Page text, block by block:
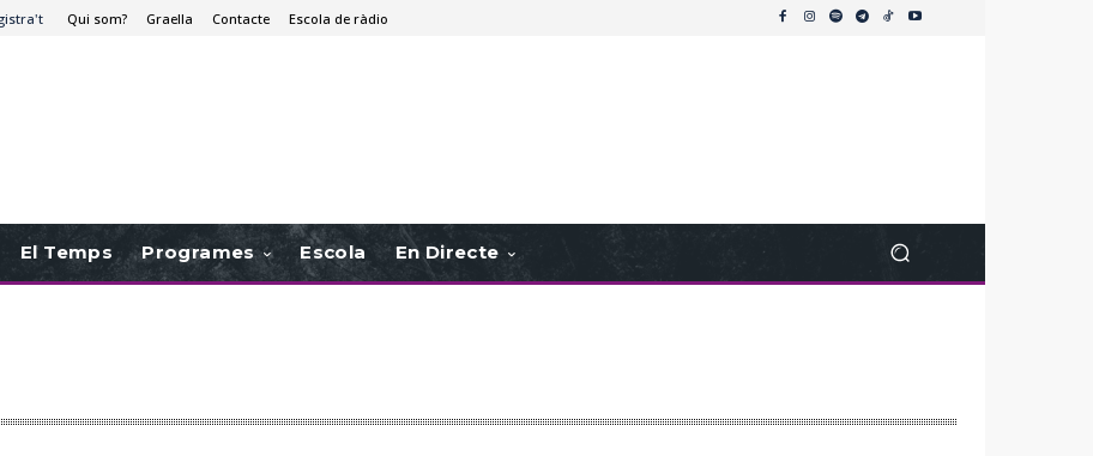
Qui som? Graella Contacte Escola de ràdio
El Temps Programes Escola En Directe